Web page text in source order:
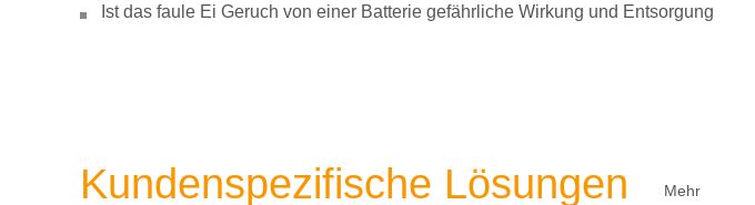
Ist das faule Ei Geruch von einer Batterie gefährliche Wirkung und Entsorgung
Kundenspezifische Lösungen Mehr